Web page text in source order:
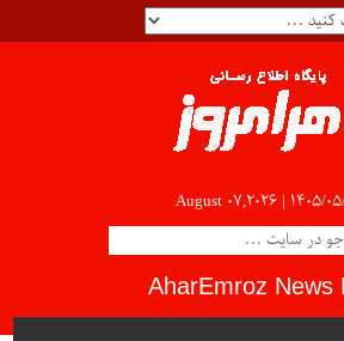
August 07,2026 | ۰۵/۱۶
AharEmroz News